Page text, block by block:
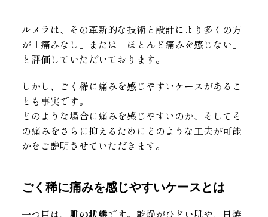
ルメラは、その革新的な技術と設計により多くの方
が「痛みなし」または「ほとんど痛みを感じない」
と評価していただいております。
しかし、ごく稀に痛みを感じやすいケースがあるこ
とも事実です。
どのような場合に痛みを感じやすいのか、そしてそ
の痛みをさらに抑えるためにどのような工夫が可能
かをご説明させていただきます。
ごく稀に痛みを感じやすいケースとは
一つ目は、 肌の状態です。乾燥がひどい肌や、日焼